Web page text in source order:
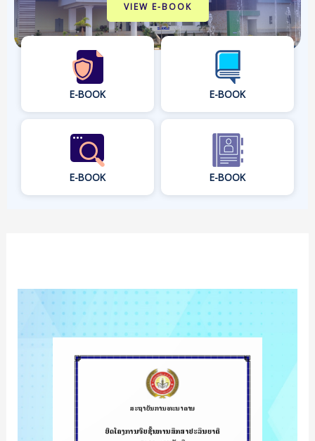
VIEW E-BOOK
E-BOOK E-BOOK
E-BOOK E-BOOK